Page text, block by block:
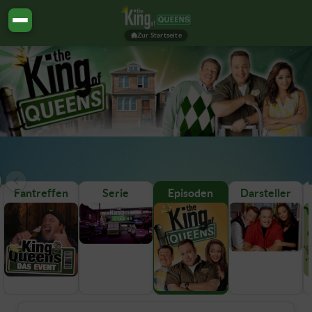
Zur Startseite
Fantreffen Serie Episoden Darsteller